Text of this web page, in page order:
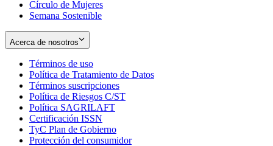
Círculo de Mujeres
Semana Sostenible
Acerca de nosotros
Términos de uso
in
new
window
Política de Tratamiento de Datos
Términos suscripciones
in
Política de Riesgos C/ST
Política SAGRILAFT
new
window
Certificación ISSN
in
new
TyC Plan de Gobierno
in
Protección del consumidorOpens